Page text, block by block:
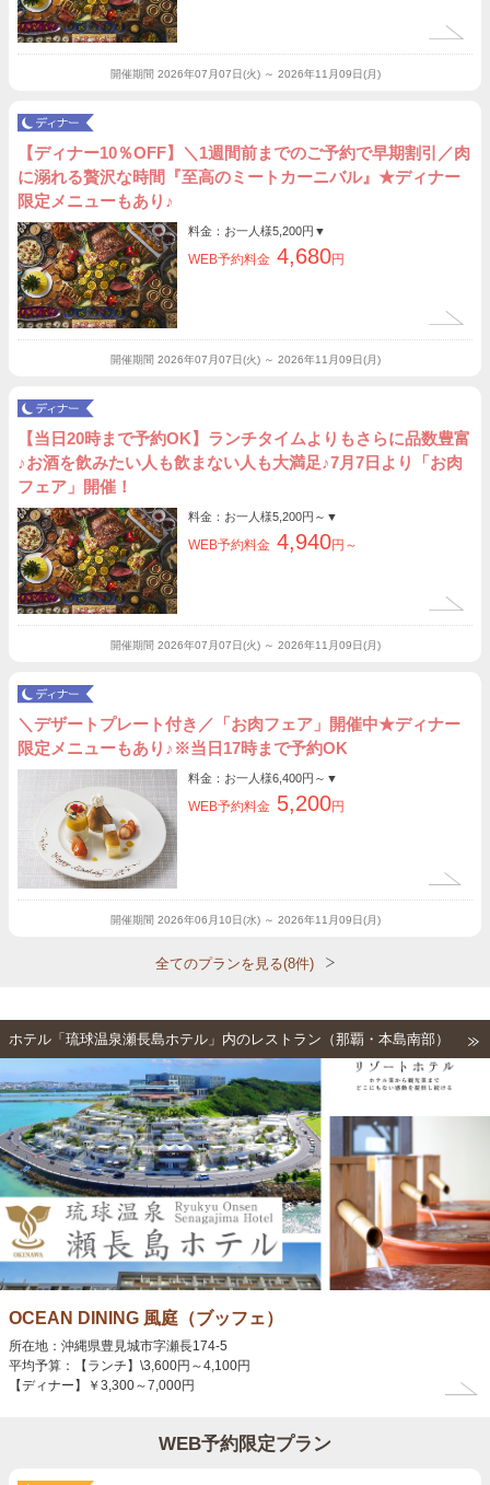
開催期間 2026年07月07日(火) ～ 2026年11月09日(月)
【ディナー10％OFF】＼1週間前までのご予約で早期割引／肉
に溺れる贅沢な時間『至高のミートカーニバル』★ディナー
限定メニューもあり♪
料金：お一人様5,200円 ▼
WEB予約料金 4,680円
開催期間 2026年07月07日(火) ～ 2026年11月09日(月)
【当日20時まで予約OK】ランチタイムよりもさらに品数豊富
♪お酒を飲みたい人も飲まない人も大満足♪7月7日より「お肉
フェア」開催！
料金：お一人様5,200円～ ▼
WEB予約料金 4,940円～
開催期間 2026年07月07日(火) ～ 2026年11月09日(月)
＼デザートプレート付き／「お肉フェア」開催中★ディナー
限定メニューもあり♪※当日17時まで予約OK
料金：お一人様6,400円～ ▼
WEB予約料金 5,200円
開催期間 2026年06月10日(水) ～ 2026年11月09日(月)
全てのプランを見る(8件)
ホテル「琉球温泉瀬長島ホテル」内のレストラン（那覇・本島南部）
OCEAN DINING 風庭（ブッフェ）
所在地：沖縄県豊見城市字瀬長174‐5
平均予算：【ランチ】\3,600円～4,100円
【ディナー】￥3,300～7,000円
WEB予約限定プラン